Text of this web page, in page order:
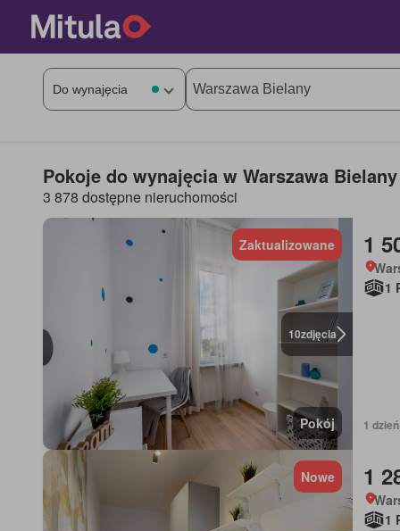
Pokoje do wynajęcia w Warszawa Bielany
3 878 dostępne nieruchomości
10zdjęcia
Zaktualizowane
Pokój
1
1
1
Nowe 1
1